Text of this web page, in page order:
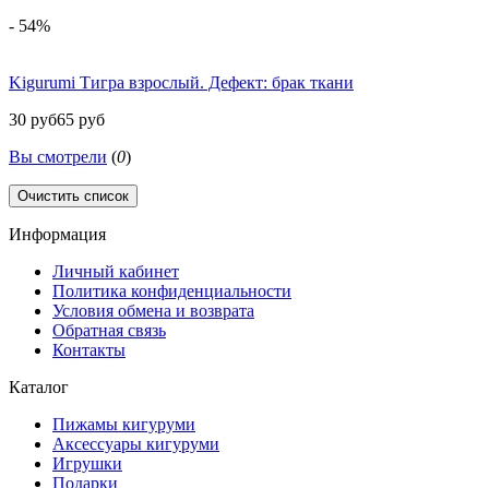
- 54%
Kigurumi Тигра взрослый. Дефект: брак ткани
30 руб65 руб
Вы смотрели (0)
Очистить список
Информация
Личный кабинет
Политика конфиденциальности
Условия обмена и возврата
Обратная связь
Контакты
Каталог
Пижамы кигуруми
Аксессуары кигуруми
Игрушки
Подарки